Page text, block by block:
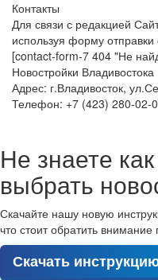
Контакты
Для связи с редакцией
используя форму
[contact-form-7 404 "Не
Новостройки Владивостока
Адрес: г.Владивосток,
Телефон: +7 (423) 280-02-
Не знаете
выбрать
Скачайте нашу новую
что стоит обратить
Скачать